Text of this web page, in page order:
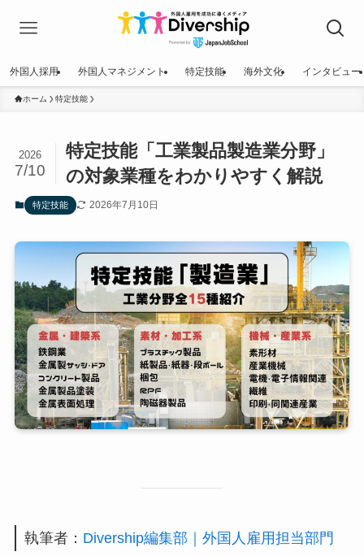
外国人採用 外国人マネジメント 特定技能 海外文化 インタビュー
ホーム 特定技能
特定技能「工業製品製造業分野」
の対象業種をわかりやすく解説
2026
7/10
特定技能 2026年7月10日
執筆者： Divership編集部｜外国人雇用担当部門